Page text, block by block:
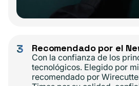
3 Recomendado por el
Con la confianza de los
tecnológicos. Elegido por
recomendado por